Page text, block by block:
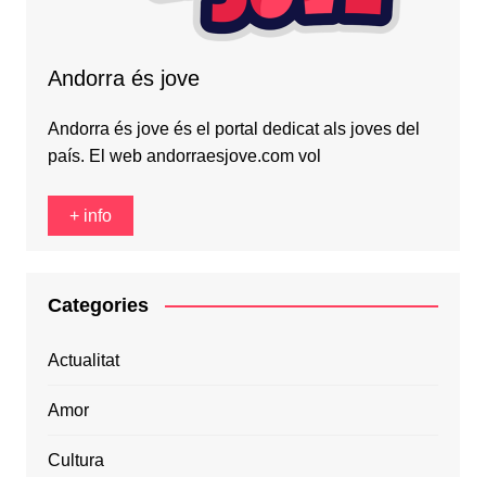
Andorra és jove
Andorra és jove és el portal dedicat als joves del
país. El web andorraesjove.com vol
+ info
Categories
Actualitat
Amor
Cultura